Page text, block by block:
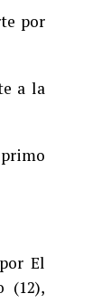
por
a la
El
(12),